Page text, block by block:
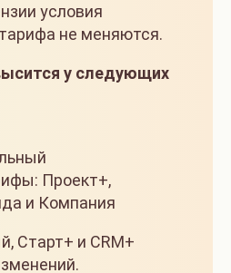
условия
не меняются.
у следующих
Проект+,
и Компания
Старт+ и CRM+